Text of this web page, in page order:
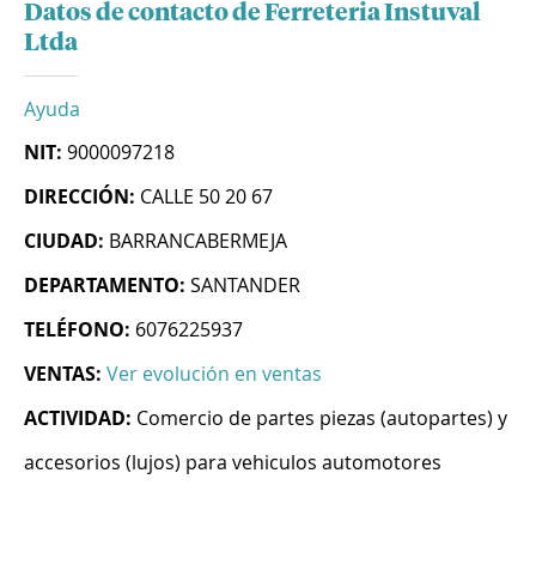
Datos de contacto de Ferreteria Instuval
Ltda
Ayuda
NIT: 9000097218
DIRECCIÓN: CALLE 50 20 67
CIUDAD: BARRANCABERMEJA
DEPARTAMENTO: SANTANDER
TELÉFONO: 6076225937
VENTAS: Ver evolución en ventas
ACTIVIDAD: Comercio de partes piezas (autopartes) y
accesorios (lujos) para vehiculos automotores